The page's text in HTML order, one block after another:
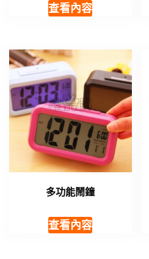
查看內容
多功能鬧鐘
查看內容